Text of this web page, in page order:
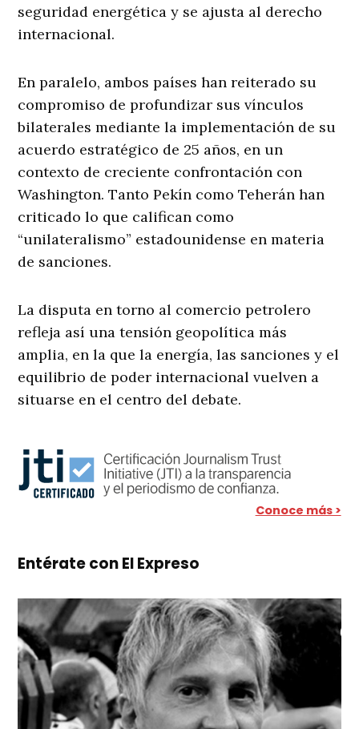
seguridad energética y se ajusta al derecho
internacional.
En paralelo, ambos países han reiterado su
compromiso de profundizar sus vínculos
bilaterales mediante la implementación de su
acuerdo estratégico de 25 años, en un
contexto de creciente confrontación con
Washington. Tanto Pekín como Teherán han
criticado lo que califican como
“unilateralismo” estadounidense en materia
de sanciones.
La disputa en torno al comercio petrolero
refleja así una tensión geopolítica más
amplia, en la que la energía, las sanciones y el
equilibrio de poder internacional vuelven a
situarse en el centro del debate.
Conoce más >
Entérate con El Expreso